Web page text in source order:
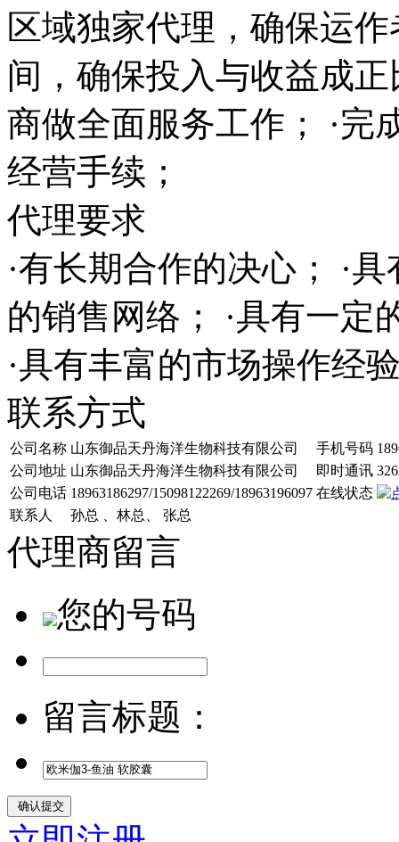
区域独家代理，确保运
间，确保投入与收益成
商做全面服务工作； ·完
经营手续；
代理要求
·有长期合作的决心； ·
的销售网络； ·具有一定
·具有丰富的市场操作经
联系方式
公司名称 山东御品天丹海洋生物科技有限公司 手机号码
公司地址 山东御品天丹海洋生物科技有限公司 即时通讯
公司电话 18963186297/15098122269/18963196097 在线状态
联系人
孙总 、林总、 张总
代理商留言
您的号码
留言标题：